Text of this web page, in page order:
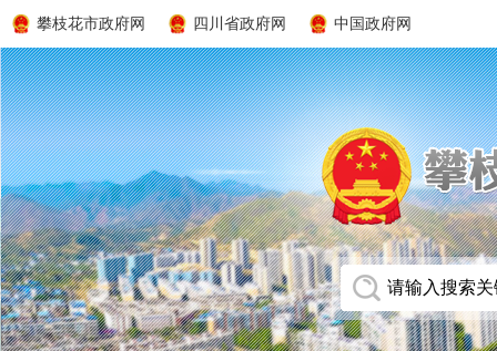
攀枝花市政府网 四川省政府网 中国政府网